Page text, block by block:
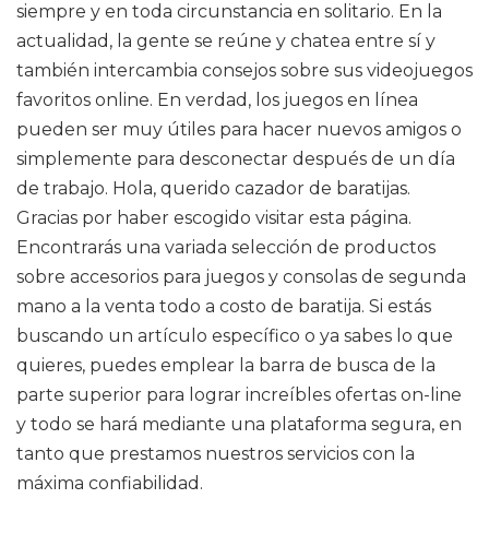
siempre y en toda circunstancia en solitario. En la
actualidad, la gente se reúne y chatea entre sí y
también intercambia consejos sobre sus videojuegos
favoritos online. En verdad, los juegos en línea
pueden ser muy útiles para hacer nuevos amigos o
simplemente para desconectar después de un día
de trabajo. Hola, querido cazador de baratijas.
Gracias por haber escogido visitar esta página.
Encontrarás una variada selección de productos
sobre accesorios para juegos y consolas de segunda
mano a la venta todo a costo de baratija. Si estás
buscando un artículo específico o ya sabes lo que
quieres, puedes emplear la barra de busca de la
parte superior para lograr increíbles ofertas on-line
y todo se hará mediante una plataforma segura, en
tanto que prestamos nuestros servicios con la
máxima confiabilidad.